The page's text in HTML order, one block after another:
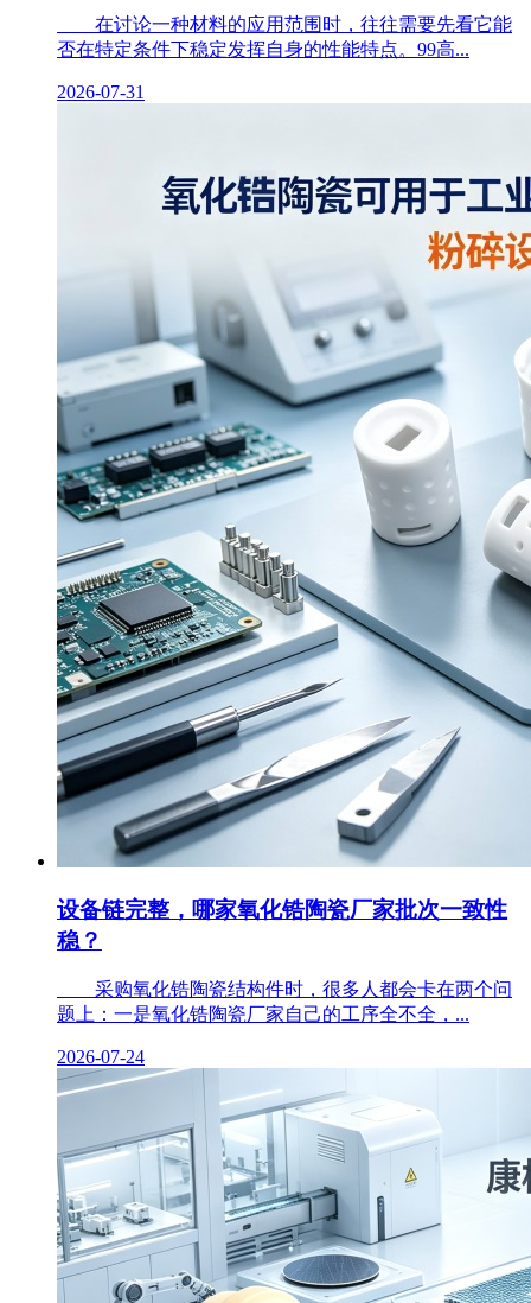
在讨论一种材料的应用范围时，往往需要先看它能
否在特定条件下稳定发挥自身的性能特点。99高...
2026-07-31
设备链完整，哪家氧化锆陶瓷厂家批次一致性
稳？
采购氧化锆陶瓷结构件时，很多人都会卡在两个问
题上：一是氧化锆陶瓷厂家自己的工序全不全，...
2026-07-24